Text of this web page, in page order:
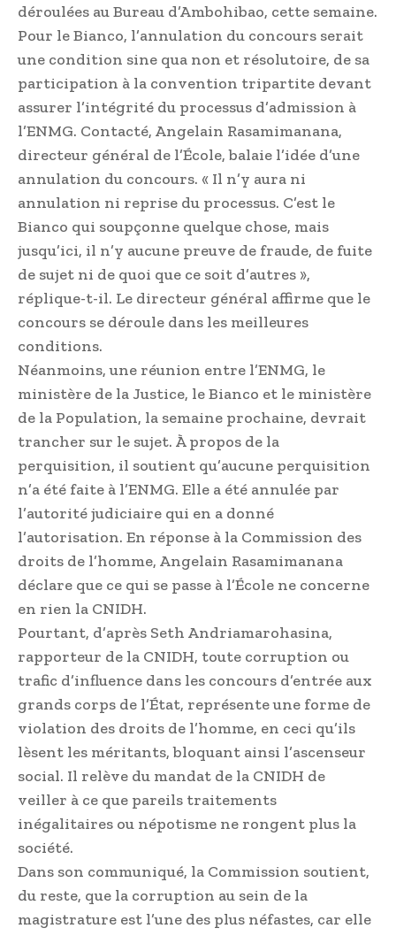
déroulées au Bureau d’Ambohibao, cette semaine.
Pour le Bianco, l’annulation du concours serait
une condition sine qua non et résolutoire, de sa
participation à la convention tripartite devant
assurer l’intégrité du processus d’admission à
l’ENMG. Contacté, Angelain Rasami­manana,
directeur général de l’École, balaie l’idée d’une
annulation du concours. « Il n’y aura ni
annulation ni reprise du processus. C’est le
Bianco qui soupçonne quelque chose, mais
jusqu’ici, il n’y aucune preuve de fraude, de fuite
de sujet ni de quoi que ce soit d’autres »,
réplique-t-il. Le directeur général affirme que le
concours se déroule dans les meilleures
conditions.
Néanmoins, une réunion entre l’ENMG, le
ministère de la Justice, le Bianco et le ministère
de la Population, la semaine prochaine, devrait
trancher sur le sujet. À propos de la
perquisition, il soutient qu’aucune perquisition
n’a été faite à l’ENMG. Elle a été annulée par
l’autorité judiciaire qui en a donné
l’autorisation. En réponse à la Commission des
droits de l’homme, Angelain Rasami­manana
déclare que ce qui se passe à l’École ne concerne
en rien la CNIDH.
Pourtant, d’après Seth Andriamarohasina,
rapporteur de la CNIDH, toute corruption ou
trafic d’influence dans les concours d’entrée aux
grands corps de l’État, représente une forme de
violation des droits de l’homme, en ceci qu’ils
lèsent les méritants, bloquant ainsi l’ascenseur
social. Il relève du mandat de la CNIDH de
veiller à ce que pareils traitements
inégalitaires ou népotisme ne rongent plus la
société.
Dans son communiqué, la Commission soutient,
du reste, que la corruption au sein de la
magistrature est l’une des plus néfastes, car elle